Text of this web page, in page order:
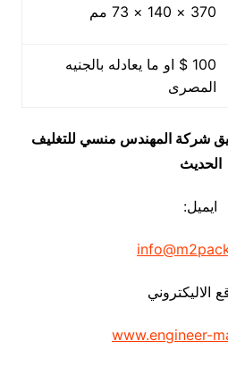
370 × 140 × 73 مم
100 $ او ما يعادله بالجنيه
المصرى
شركة المهندس منسي للتغليف
الحديث
ايميل:
الاليكتروني
www.engineer-